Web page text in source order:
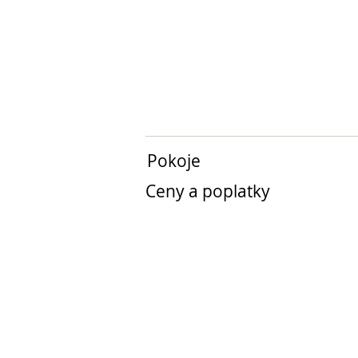
Pokoje
Ceny a poplatky